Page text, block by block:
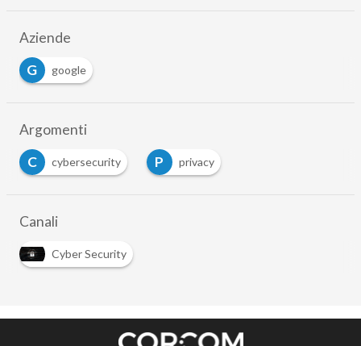
Aziende
G
google
Argomenti
C
cybersecurity P privacy
Canali
Cyber Security